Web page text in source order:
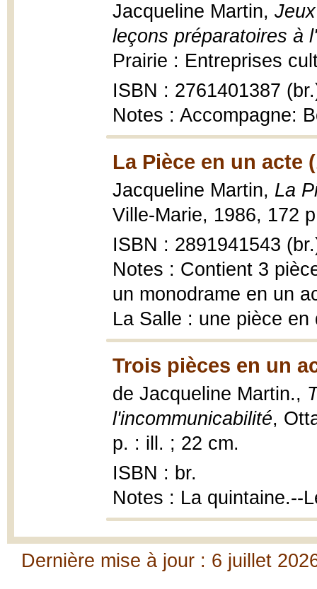
Jacqueline Martin,
leçons préparatoires à
Prairie : Entreprises
ISBN : 2761401387
Notes : Accompagne:
La Pièce en un acte
Jacqueline Martin, La
Ville-Marie, 1986, 172
ISBN : 2891941543
Notes : Contient 3
un monodrame en un
La Salle : une pièce en
Trois pièces en un
de Jacqueline Martin.,
l'incommunicabilité,
p. : ill. ; 22 cm.
ISBN : br.
Notes : La quintaine.--
Dernière mise à jour : 6 juillet